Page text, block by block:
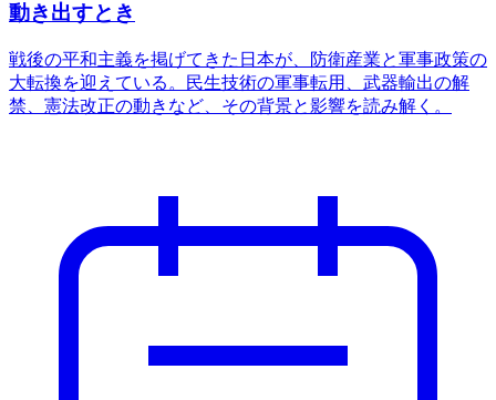
動き出すとき
戦後の平和主義を掲げてきた日本が、防衛産業と軍事政策の
大転換を迎えている。民生技術の軍事転用、武器輸出の解
禁、憲法改正の動きなど、その背景と影響を読み解く。